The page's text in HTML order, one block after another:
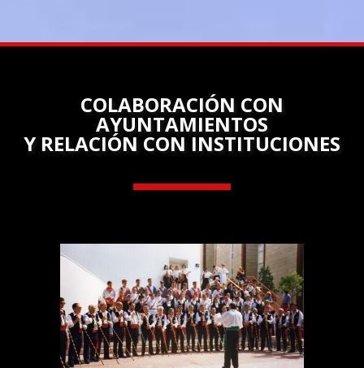
COLABORACIÓN CON
AYUNTAMIENTOS
Y RELACIÓN CON INSTITUCIONES